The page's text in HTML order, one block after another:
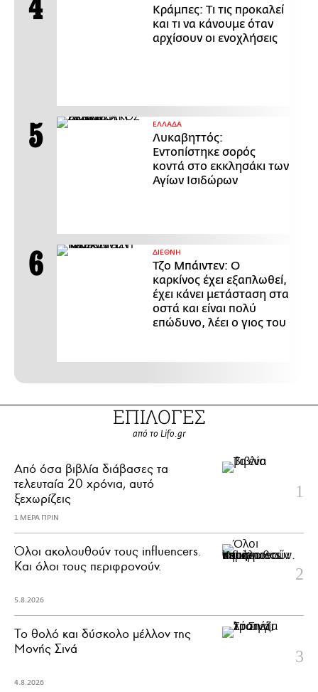
Κράμπες: Τι τις προκαλεί
και τι να κάνουμε όταν
αρχίσουν οι ενοχλήσεις
ΕΛΛΑΔΑ
Λυκαβηττός:
Εντοπίστηκε σορός
κοντά στο εκκλησάκι των
Αγίων Ισιδώρων
ΔΙΕΘΝΗ
Τζο Μπάιντεν: Ο
καρκίνος έχει εξαπλωθεί,
έχει κάνει μετάσταση στα
οστά και είναι πολύ
επώδυνο, λέει ο γιος του
ΕΠΙΛΟΓΕΣ
από το Lifo.gr
Από όσα βιβλία διάβασες τα
τελευταία 20 χρόνια, αυτό
ξεχωρίζεις
1 ΜΕΡΑ ΠΡΙΝ
Όλοι ακολουθούν τους influencers.
Και όλοι τους περιφρονούν.
5.8.2026
Το θολό και δύσκολο μέλλον της
Μονής Σινά
4.8.2026